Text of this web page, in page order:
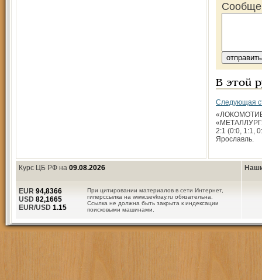
В этой
Следующая
2:1 (0:0, 1:1,
Ярославль.
Курс ЦБ РФ на 09.08.2026
При цитировании материалов в сети Интернет,
гиперссылка на www.sevkray.ru обязательна.
Ссылка не должна быть закрыта к индексации
поисковыми машинами.
EUR 94,8366
USD 82,1665
EUR/USD 1.15